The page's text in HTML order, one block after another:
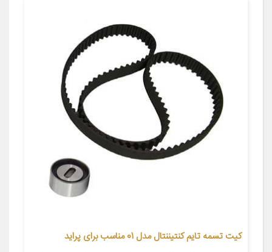
کیت تسمه تایم کنتیننتال مدل 01 مناسب برای پراید